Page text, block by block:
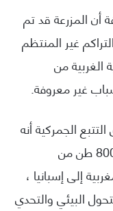
أن المزرعة قد تم
غير المنتظم
من
غير معروفة.
الجمركية أنه
تم تنفيذ استيراد غير نظامي لأكثر من 800 طن من
إلى إسبانيا ،
البيئي والتحدي